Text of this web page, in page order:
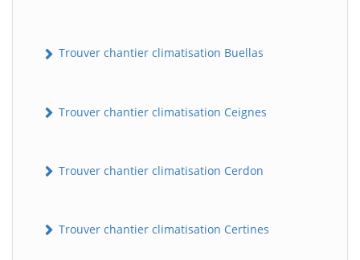
Trouver chantier climatisation Buellas
Trouver chantier climatisation Ceignes
Trouver chantier climatisation Cerdon
Trouver chantier climatisation Certines